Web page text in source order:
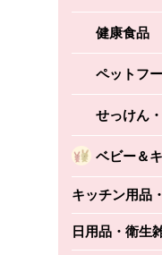
健康食品
ペットフ
せっけん
ベビー＆
キッチン用品
日用品・衛生